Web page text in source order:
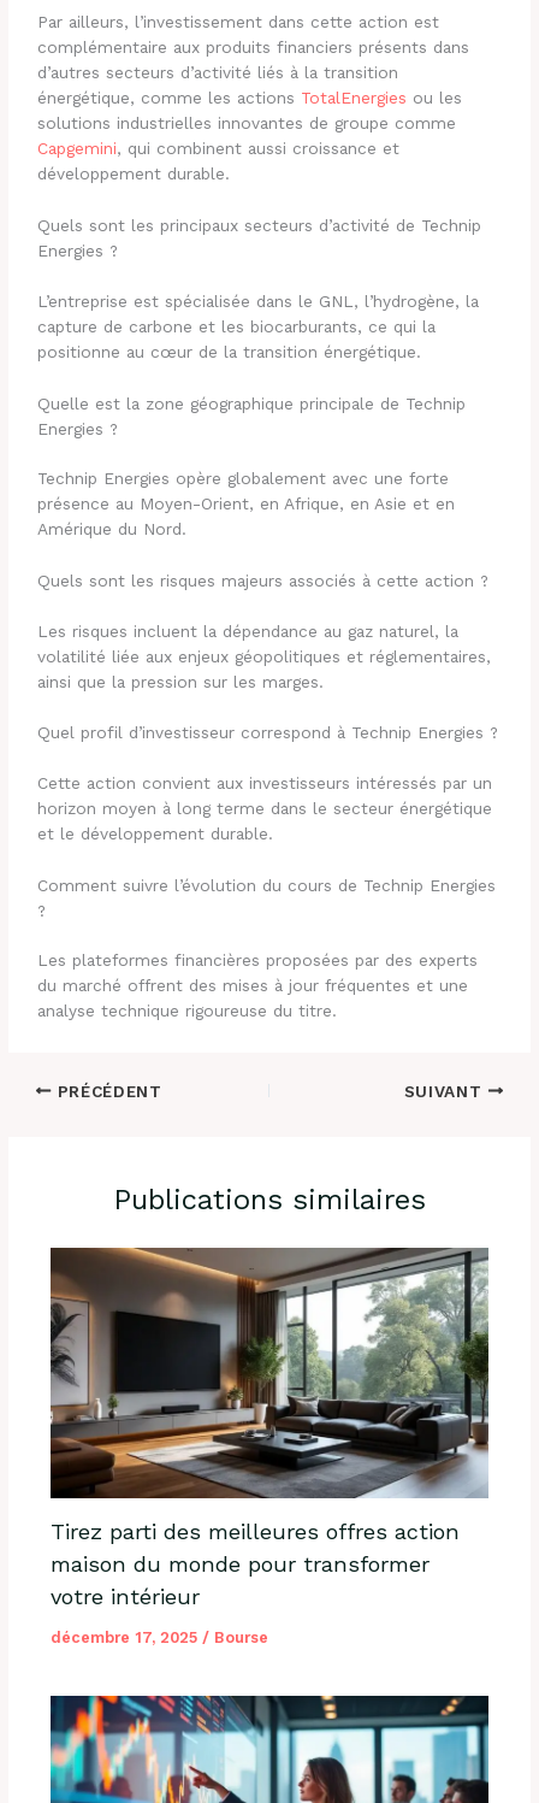
Par ailleurs, l’investissement dans cette action est
complémentaire aux produits financiers présents dans
d’autres secteurs d’activité liés à la transition
énergétique, comme les actions TotalEnergies ou les
solutions industrielles innovantes de groupe comme
Capgemini, qui combinent aussi croissance et
développement durable.
Quels sont les principaux secteurs d’activité de Technip
Energies ?
L’entreprise est spécialisée dans le GNL, l’hydrogène, la
capture de carbone et les biocarburants, ce qui la
positionne au cœur de la transition énergétique.
Quelle est la zone géographique principale de Technip
Energies ?
Technip Energies opère globalement avec une forte
présence au Moyen-Orient, en Afrique, en Asie et en
Amérique du Nord.
Quels sont les risques majeurs associés à cette action ?
Les risques incluent la dépendance au gaz naturel, la
volatilité liée aux enjeux géopolitiques et réglementaires,
ainsi que la pression sur les marges.
Quel profil d’investisseur correspond à Technip Energies ?
Cette action convient aux investisseurs intéressés par un
horizon moyen à long terme dans le secteur énergétique
et le développement durable.
Comment suivre l’évolution du cours de Technip Energies
?
Les plateformes financières proposées par des experts
du marché offrent des mises à jour fréquentes et une
analyse technique rigoureuse du titre.
PRÉCÉDENT SUIVANT
Publications similaires
Tirez parti des meilleures offres action
maison du monde pour transformer
votre intérieur
décembre 17, 2025 / Bourse